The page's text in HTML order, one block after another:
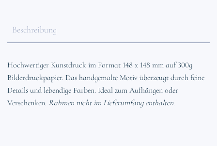
Beschreibung
Hochwertiger Kunstdruck im Format 148 x 148 mm auf 300g
Bilderdruckpapier. Das handgemalte Motiv überzeugt durch feine
Details und lebendige Farben. Ideal zum Aufhängen oder
Verschenken. Rahmen nicht im Lieferumfang enthalten.